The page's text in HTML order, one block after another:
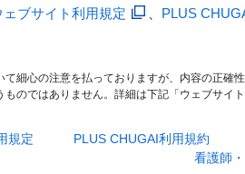
ェブサイト利用規定 PLUS
細心の注意を払っておりますが、内容の正
のではありません。詳細は下記「ウェブサイ
規定 PLUS CHUGAI利用規約
看護師